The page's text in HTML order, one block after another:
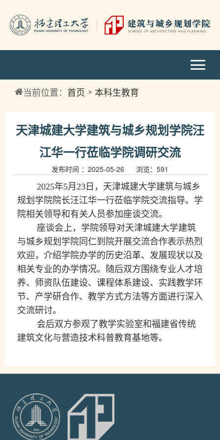
当前位置： 首页 本科生教育
天津城建大学建筑与城乡规划学院汪
江华一行莅临学院调研交流
发布时间 ：2025-05-26 浏览： 591
2025年5月23日，天津城建大学建筑与城乡
规划学院院长汪江华一行莅临学院交流指导。学
院相关领导和有关人员参加座谈交流。
座谈会上，学院领导对天津城建大学建筑
与城乡规划学院同仁到院开展交流合作表示热烈
欢迎，介绍学院办学的历史沿革、发展现状以及
相关专业的办学情况。随后双方围绕专业人才培
养、师资队伍建设、课程体系建设、实践教学环
节、产学研合作、教学方式方法等方面进行深入
交流研讨。
会后双方参观了教学实验室和福建省传统
建筑文化与营造技术科普教育基地等。